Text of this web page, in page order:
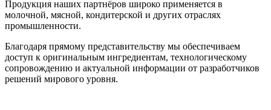
Продукция наших партнёров широко применяется в
молочной, мясной, кондитерской и других отраслях
промышленности.
Благодаря прямому представительству мы обеспечиваем
доступ к оригинальным ингредиентам, технологическому
сопровождению и актуальной информации от разработчиков
решений мирового уровня.